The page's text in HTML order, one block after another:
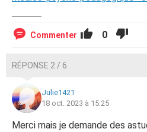
Commenter 0
RÉPONSE 2 / 6
Julie1421
18 oct. 2023 à 15:25
Merci mais je demande des